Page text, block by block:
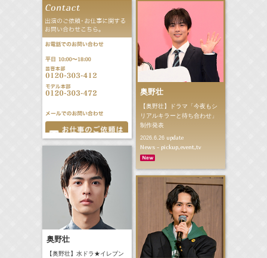
奥野壮
【奥野壮】ドラマ「今夜もシ
リアルキラーと待ち合わせ」
制作発表
2026.6.26update
News - pickup,event,tv
奥野壮
【奥野壮】水ドラ★イレブン